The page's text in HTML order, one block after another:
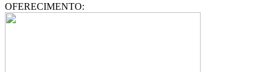
OFERECIMENTO: